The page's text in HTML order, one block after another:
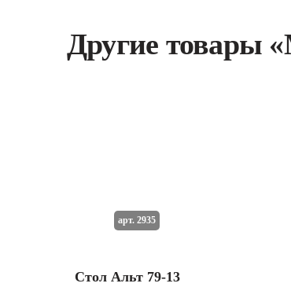
Другие товары
Стол Альт 79-13
арт. 2935